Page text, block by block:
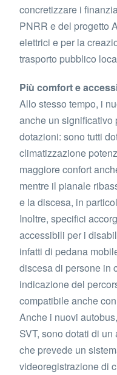
concretizzare i
PNRR e del progetto
elettrici e per la
trasporto pubblico
Più comfort e
Allo stesso tempo, i
anche un
dotazioni: sono tutti
climatizzazione
maggiore confort
mentre il pianale
e la discesa, in
Inoltre, specifici
accessibili per i
infatti di pedana
discesa di persone in
indicazione del
compatibile anche
Anche i nuovi
SVT, sono dotati di
che prevede un
videoregistrazione di